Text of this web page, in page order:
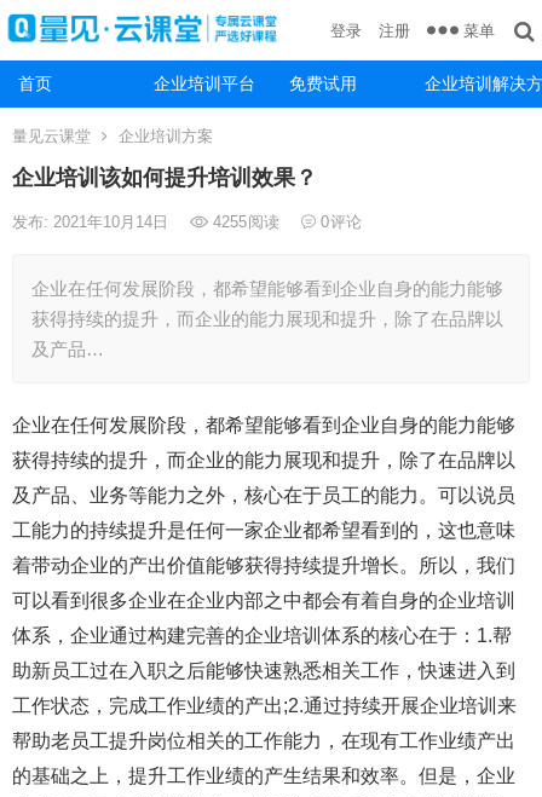
首页 企业培训平台 免费试用 企业培训解决
登录 注册 菜单
量见云课堂 企业培训方案
企业培训该如何提升培训效果？
发布: 2021年10月14日 4255阅读 0评论
企业在任何发展阶段，都希望能够看到企业自身的能力能够
获得持续的提升，而企业的能力展现和提升，除了在品牌以
及产品…
企业在任何发展阶段，都希望能够看到企业自身的能力能够
获得持续的提升，而企业的能力展现和提升，除了在品牌以
及产品、业务等能力之外，核心在于员工的能力。可以说员
工能力的持续提升是任何一家企业都希望看到的，这也意味
着带动企业的产出价值能够获得持续提升增长。所以，我们
可以看到很多企业在企业内部之中都会有着自身的企业培训
体系，企业通过构建完善的企业培训体系的核心在于：1.帮
助新员工过在入职之后能够快速熟悉相关工作，快速进入到
工作状态，完成工作业绩的产出;2.通过持续开展企业培训来
帮助老员工提升岗位相关的工作能力，在现有工作业绩产出
的基础之上，提升工作业绩的产生结果和效率。但是，企业